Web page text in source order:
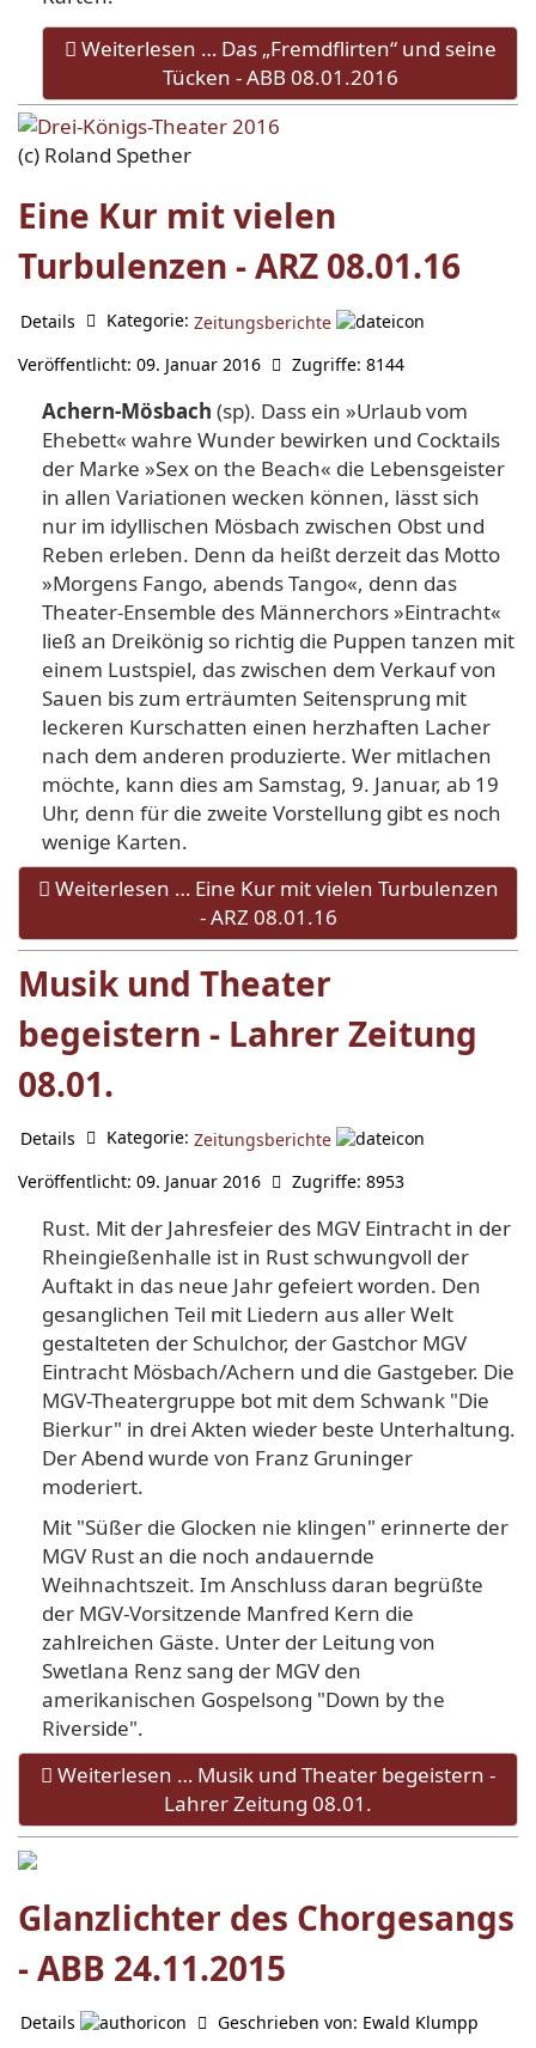
Weiterlesen … Das „Fremdflirten“ und seine
Tücken - ABB 08.01.2016
(c) Roland Spether
Eine Kur mit vielen
Turbulenzen - ARZ 08.01.16
Details Kategorie: Zeitungsberichte
Veröffentlicht: 09. Januar 2016
Zugriffe: 8144
Achern-Mösbach (sp). Dass ein »Urlaub vom
Ehebett« wah­re Wunder bewirken und Cock­tails
der Marke »Sex on the Beach« die Lebensgeister
in al­len Variationen wecken kön­nen, lässt sich
nur im idylli­schen Mösbach zwischen Obst und
Reben erleben. Denn da heißt derzeit das Motto
»Mor­gens Fango, abends Tango«, denn das
Theater-Ensemble des Männerchors »Eintracht«
ließ an Dreikönig so richtig die Puppen tanzen mit
einem Lust­spiel, das zwischen dem Ver­kauf von
Sauen bis zum er­träumten Seitensprung mit
leckeren Kurschatten einen herzhaften Lacher
nach dem anderen produzierte. Wer mit­lachen
möchte, kann dies am Samstag, 9. Januar, ab 19
Uhr, denn für die zweite Vorstellung gibt es noch
wenige Karten.
Weiterlesen … Eine Kur mit vielen Turbulenzen
- ARZ 08.01.16
Musik und Theater
begeistern - Lahrer Zeitung
08.01.
Details Kategorie: Zeitungsberichte
Veröffentlicht: 09. Januar 2016
Zugriffe: 8953
Rust. Mit der Jahresfeier des MGV Eintracht in der
Rheingießenhalle ist in Rust schwungvoll der
Auftakt in das neue Jahr gefeiert worden. Den
gesanglichen Teil mit Liedern aus aller Welt
gestalteten der Schulchor, der Gastchor MGV
Eintracht Mösbach/Achern und die Gastgeber. Die
MGV-Theatergruppe bot mit dem Schwank "Die
Bierkur" in drei Akten wieder beste Unterhaltung.
Der Abend wurde von Franz Gruninger
moderiert.
Mit "Süßer die Glocken nie klingen" erinnerte der
MGV Rust an die noch andauernde
Weihnachtszeit. Im Anschluss daran begrüßte
der MGV-Vorsitzende Manfred Kern die
zahlreichen Gäste. Unter der Leitung von
Swetlana Renz sang der MGV den
amerikanischen Gospelsong "Down by the
Riverside".
Weiterlesen … Musik und Theater begeistern -
Lahrer Zeitung 08.01.
Glanzlichter des Chorgesangs
- ABB 24.11.2015
Details Geschrieben von: Ewald Klumpp